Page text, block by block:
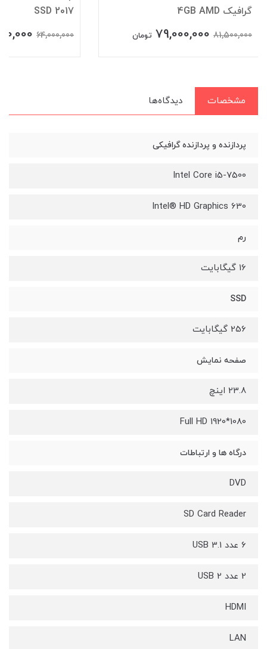
گرافیک 4GB AMD
81,500,000
79,000,000 تومان
SSD 2017
64,000,000
مشخصات دیدگاه‌ها
پردازنده و پردازنده گرافیکی
Intel Core i5-7500
Intel® HD Graphics 630
رم
16 گیگابایت
SSD
256 گیگابایت
صفحه نمایش
23.8 اینچ
Full HD 1920*1080
درگاه ها و ارتباطات
DVD
SD Card Reader
6 عدد USB 3.1
2 عدد USB 2
HDMI
LAN